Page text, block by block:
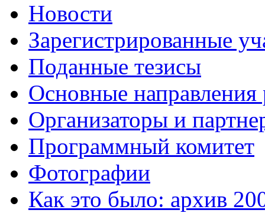
Новости
Зарегистрированные
Поданные тезисы
Основные направления
Организаторы и
Программный комитет
Фотографии
Как это было: архив